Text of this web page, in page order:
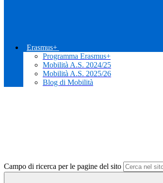
Erasmus+
Programma Erasmus+
Mobilità A.S. 2024/25
Mobilità A.S. 2025/26
Blog di Mobilità
Campo di ricerca per le pagine del sito